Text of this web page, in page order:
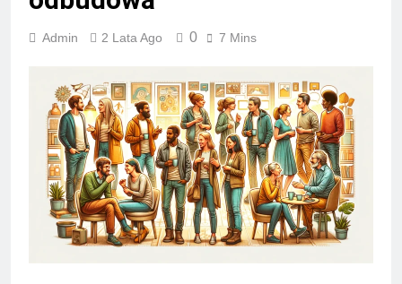
Admin 2 Lata Ago 0 7 Mins